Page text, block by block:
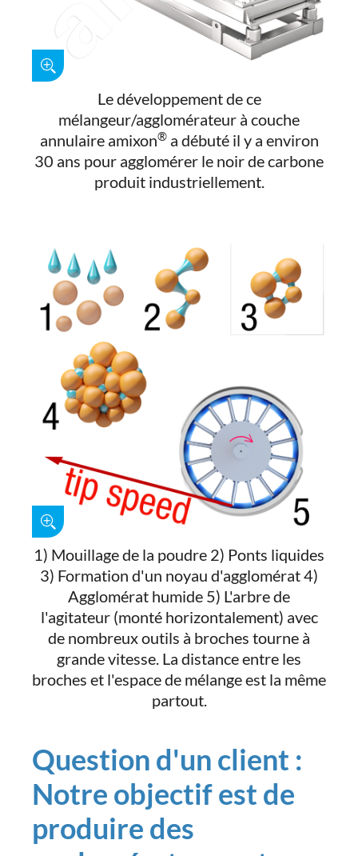
Le développement de ce
mélangeur/agglomérateur à couche
annulaire amixon®a débuté il y a environ
30 ans pour agglomérer le noir de carbone
produit industriellement.
1) Mouillage de la poudre 2) Ponts liquides
3) Formation d'un noyau d'agglomérat 4)
Agglomérat humide 5) L'arbre de
l'agitateur (monté horizontalement) avec
de nombreux outils à broches tourne à
grande vitesse. La distance entre les
broches et l'espace de mélange est la même
partout.
Question d'un client :
Notre objectif est de
produire des